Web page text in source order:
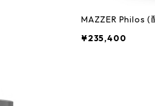
MAZZER Philos (
¥235,400